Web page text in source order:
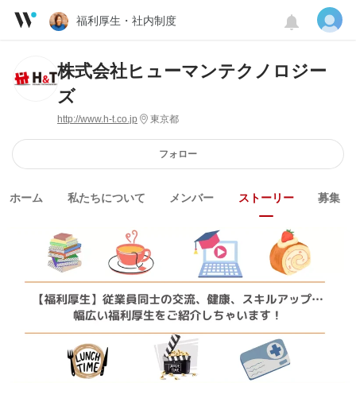
福利厚生・社内制度
株式会社ヒューマンテクノロジー
ズ
http://www.h-t.co.jp 東京都
フォロー
ホーム 私たちについて メンバー ストーリー 募集